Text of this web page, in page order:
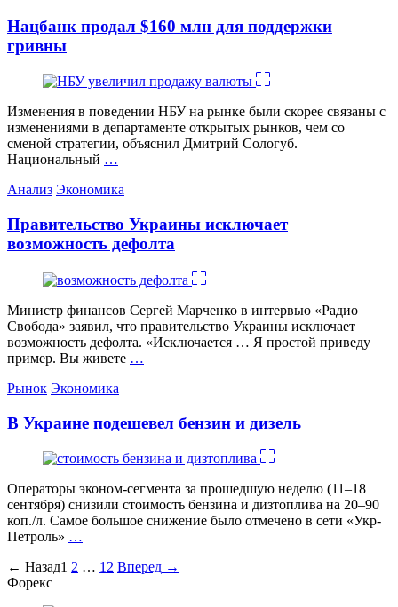
Нацбанк продал $160 млн для поддержки
гривны
Изменения в поведении НБУ на рынке были скорее связаны с
изменениями в департаменте открытых рынков, чем со
сменой стратегии, объяснил Дмитрий Сологуб.
Национальный …
Категории
Анализ Экономика
Правительство Украины исключает
возможность дефолта
Министр финансов Сергей Марченко в интервью «Радио
Свобода» заявил, что правительство Украины исключает
возможность дефолта. «Исключается … Я простой приведу
пример. Вы живете …
Категории
Рынок Экономика
В Украине подешевел бензин и дизель
Операторы эконом-сегмента за прошедшую неделю (11–18
сентября) снизили стоимость бензина и дизтоплива на 20–90
коп./л. Самое большое снижение было отмечено в сети «Укр-
Петроль» …
Пагинация
записей
← Назад1 2 … 12 Вперед →
Форекс